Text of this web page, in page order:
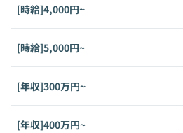
[時給]4,000円~
[時給]5,000円~
[年収]300万円~
[年収]400万円~